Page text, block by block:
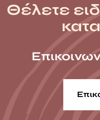
Θέλετε